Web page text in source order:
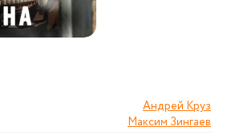
Андрей Круз
Максим Зингаев